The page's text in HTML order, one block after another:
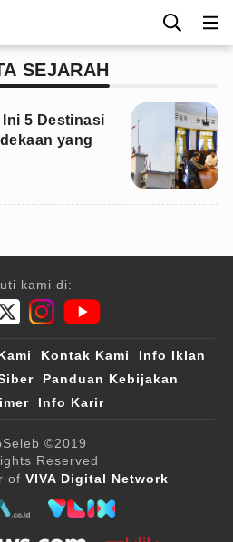
SEJARAH
Ini 5 Destinasi
yang
kami di:
Kontak Kami
Info Iklan
Panduan Kebijakan
Info Karir
©2019
Reserved
of VIVA Digital Network